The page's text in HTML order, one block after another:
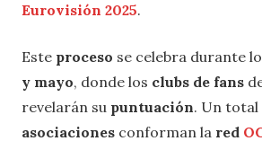
Eurovisión 2025.
Este proceso se celebra durante
y mayo, donde los clubs de fans
revelarán su puntuación. Un total
asociaciones conforman la red